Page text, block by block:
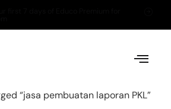
“jasa pembuatan laporan PKL”